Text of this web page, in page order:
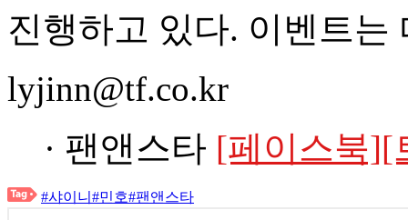
진행하고 있다. 이벤트는
lyjinn@tf.co.kr
· 팬앤스타 [페이스북][
#샤이니 #민호#팬앤스타